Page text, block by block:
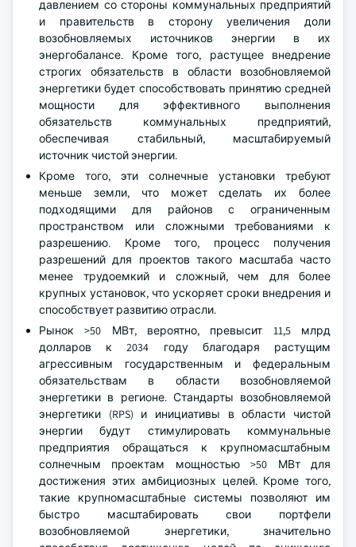
давлением со стороны коммунальных предприятий
и правительств в сторону увеличения доли
возобновляемых источников энергии в их
энергобалансе. Кроме того, растущее внедрение
строгих обязательств в области возобновляемой
энергетики будет способствовать принятию средней
мощности для эффективного выполнения
обязательств коммунальных предприятий,
обеспечивая стабильный, масштабируемый
источник чистой энергии.
Кроме того, эти солнечные установки требуют
меньше земли, что может сделать их более
подходящими для районов с ограниченным
пространством или сложными требованиями к
разрешению. Кроме того, процесс получения
разрешений для проектов такого масштаба часто
менее трудоемкий и сложный, чем для более
крупных установок, что ускоряет сроки внедрения и
способствует развитию отрасли.
Рынок >50 МВт, вероятно, превысит 11,5 млрд
долларов к 2034 году благодаря растущим
агрессивным государственным и федеральным
обязательствам в области возобновляемой
энергетики в регионе. Стандарты возобновляемой
энергетики (RPS) и инициативы в области чистой
энергии будут стимулировать коммунальные
предприятия обращаться к крупномасштабным
солнечным проектам мощностью >50 МВт для
достижения этих амбициозных целей. Кроме того,
такие крупномасштабные системы позволяют им
быстро масштабировать свои портфели
возобновляемой энергетики, значительно